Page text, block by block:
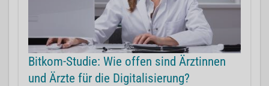
Bitkom-Studie: Wie offen sind Ärztinnen
und Ärzte für die Digitalisierung?